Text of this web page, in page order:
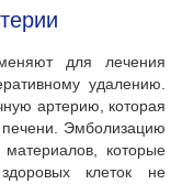
для лечения
удалению.
артерию, которая
печени. Эмболизацию
которые
клеток не